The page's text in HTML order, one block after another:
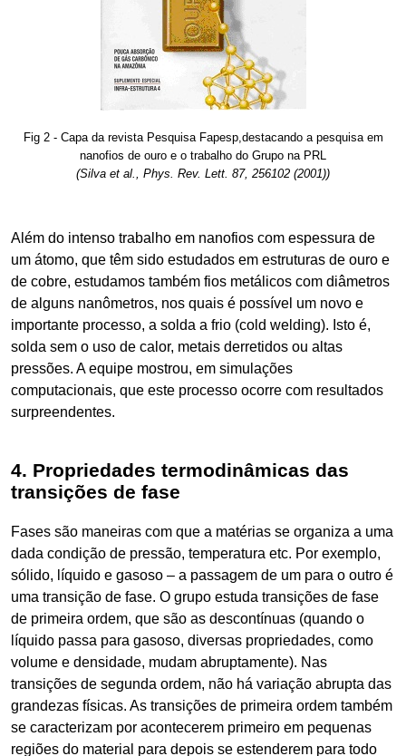
Fig 2 - Capa da revista Pesquisa Fapesp,destacando a pesquisa em
nanofios de ouro e o trabalho do Grupo na PRL
(Silva et al., Phys. Rev. Lett. 87, 256102 (2001))
Além do intenso trabalho em nanofios com espessura de
um átomo, que têm sido estudados em estruturas de ouro e
de cobre, estudamos também fios metálicos com diâmetros
de alguns nanômetros, nos quais é possível um novo e
importante processo, a solda a frio (cold welding). Isto é,
solda sem o uso de calor, metais derretidos ou altas
pressões. A equipe mostrou, em simulações
computacionais, que este processo ocorre com resultados
surpreendentes.
4. Propriedades termodinâmicas das
transições de fase
Fases são maneiras com que a matérias se organiza a uma
dada condição de pressão, temperatura etc. Por exemplo,
sólido, líquido e gasoso – a passagem de um para o outro é
uma transição de fase. O grupo estuda transições de fase
de primeira ordem, que são as descontínuas (quando o
líquido passa para gasoso, diversas propriedades, como
volume e densidade, mudam abruptamente). Nas
transições de segunda ordem, não há variação abrupta das
grandezas físicas. As transições de primeira ordem também
se caracterizam por acontecerem primeiro em pequenas
regiões do material para depois se estenderem para todo